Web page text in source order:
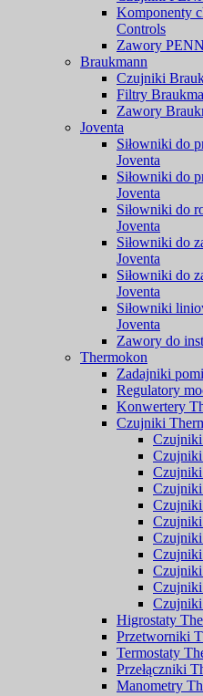
Komponenty
Controls
Zawory
Braukmann
Czujniki
Filtry
Zawory
Joventa
Siłowniki do
Joventa
Siłowniki do
Joventa
Siłowniki do
Joventa
Siłowniki do
Joventa
Siłowniki do
Joventa
Siłowniki
Joventa
Zawory do
Thermokon
Zadajniki
Regulatory
Konwertery
Czujniki
Czujniki
Czujniki
Czujniki
Czujniki
Higrostaty
Przetworniki
Termostaty
Przełączniki
Manometry